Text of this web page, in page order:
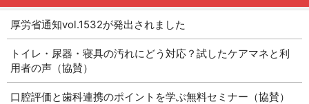
厚労省通知vol.1532が発出されました
トイレ・尿器・寝具の汚れにどう対応？試したケアマネと利
用者の声（協賛）
口腔評価と歯科連携のポイントを学ぶ無料セミナー（協賛）